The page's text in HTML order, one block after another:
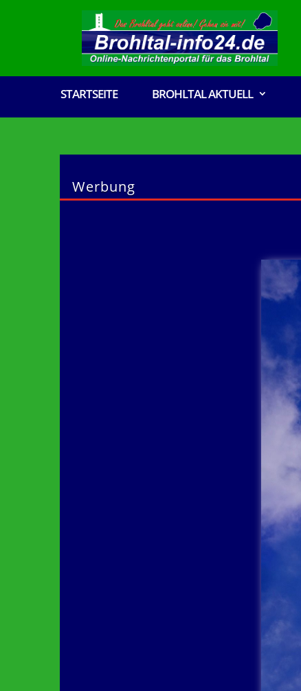
STARTSEITE BROHLTAL AKTUELL
Werbung